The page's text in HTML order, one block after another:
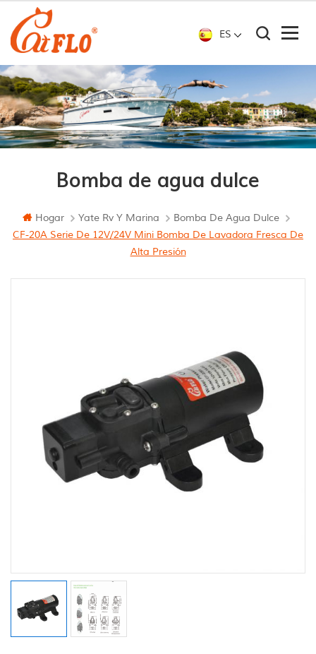
ES
Bomba de agua dulce
Hogar Yate Rv Y Marina
Bomba De Agua Dulce
CF-20A Serie De 12V/24V Mini Bomba De Lavadora Fresca De
Alta Presión